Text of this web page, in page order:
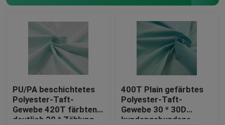
Garn gefärbt Gewebe
PU/PA beschichtetes
Polyester-Taft-
Gewebe 420T färbten
deutlich 20 * Zählung
400T Plain gefärbtes
Polyester-Taft-
Gewebe 30 * 30D
kundengebundene